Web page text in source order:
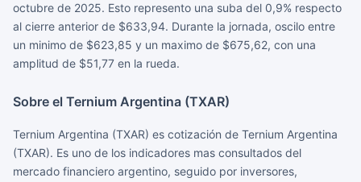
octubre de 2025. Esto represento una suba del 0,9% respecto
al cierre anterior de $633,94. Durante la jornada, oscilo entre
un minimo de $623,85 y un maximo de $675,62, con una
amplitud de $51,77 en la rueda.
Sobre el Ternium Argentina (TXAR)
Ternium Argentina (TXAR) es cotización de Ternium Argentina
(TXAR). Es uno de los indicadores mas consultados del
mercado financiero argentino, seguido por inversores,